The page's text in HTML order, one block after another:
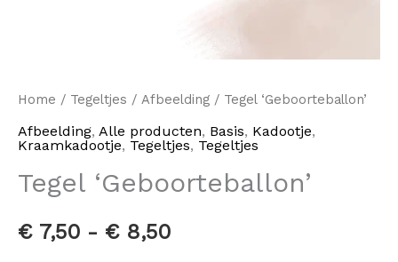
Home / Tegeltjes / Afbeelding / Tegel ‘Geboorteballon’
Afbeelding, Alle producten, Basis, Kadootje,
Kraamkadootje, Tegeltjes, Tegeltjes
Tegel ‘Geboorteballon’
€7,50 - €8,50